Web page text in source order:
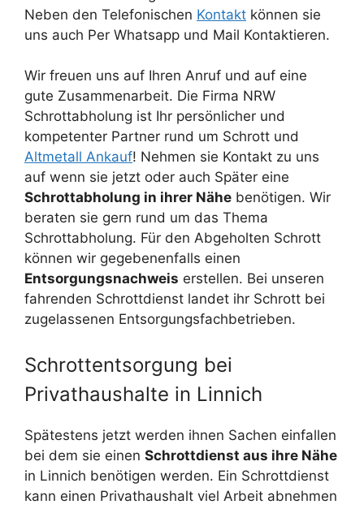
Neben den Telefonischen Kontakt können sie
uns auch Per Whatsapp und Mail Kontaktieren.
Wir freuen uns auf Ihren Anruf und auf eine
gute Zusammenarbeit. Die Firma NRW
Schrottabholung ist Ihr persönlicher und
kompetenter Partner rund um Schrott und
Altmetall Ankauf! Nehmen sie Kontakt zu uns
auf wenn sie jetzt oder auch Später eine
Schrottabholung in ihrer Nähe benötigen. Wir
beraten sie gern rund um das Thema
Schrottabholung. Für den Abgeholten Schrott
können wir gegebenenfalls einen
Entsorgungsnachweis erstellen. Bei unseren
fahrenden Schrottdienst landet ihr Schrott bei
zugelassenen Entsorgungsfachbetrieben.
Schrottentsorgung bei
Privathaushalte in Linnich
Spätestens jetzt werden ihnen Sachen einfallen
bei dem sie einen Schrottdienst aus ihre Nähe
in Linnich benötigen werden. Ein Schrottdienst
kann einen Privathaushalt viel Arbeit abnehmen